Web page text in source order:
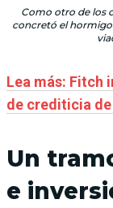
Como otro de los
concretó el
Lea más: Fitch
de crediticia de
Un
e